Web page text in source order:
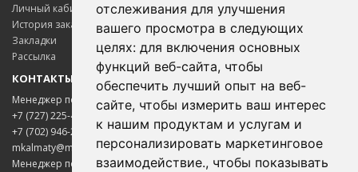
отслеживания для улучшения
вашего просмотра в следующих
целях: для включения основных
функций веб-сайта, чтобы
обеспечить лучший опыт на веб-
сайте, чтобы измерить ваш интерес
к нашим продуктам и услугам и
персонализировать маркетинговое
взаимодействие., чтобы показывать
Личный кабинет
История заказов
Закладки
Рассылка
КОНТАКТЫ
Менеджер по цветному металлопрокату
+7 (727) 225-45-65
+7 (702) 946-20-02
mkalmaty@mail.ru
Менеджер по электротехнической продукции